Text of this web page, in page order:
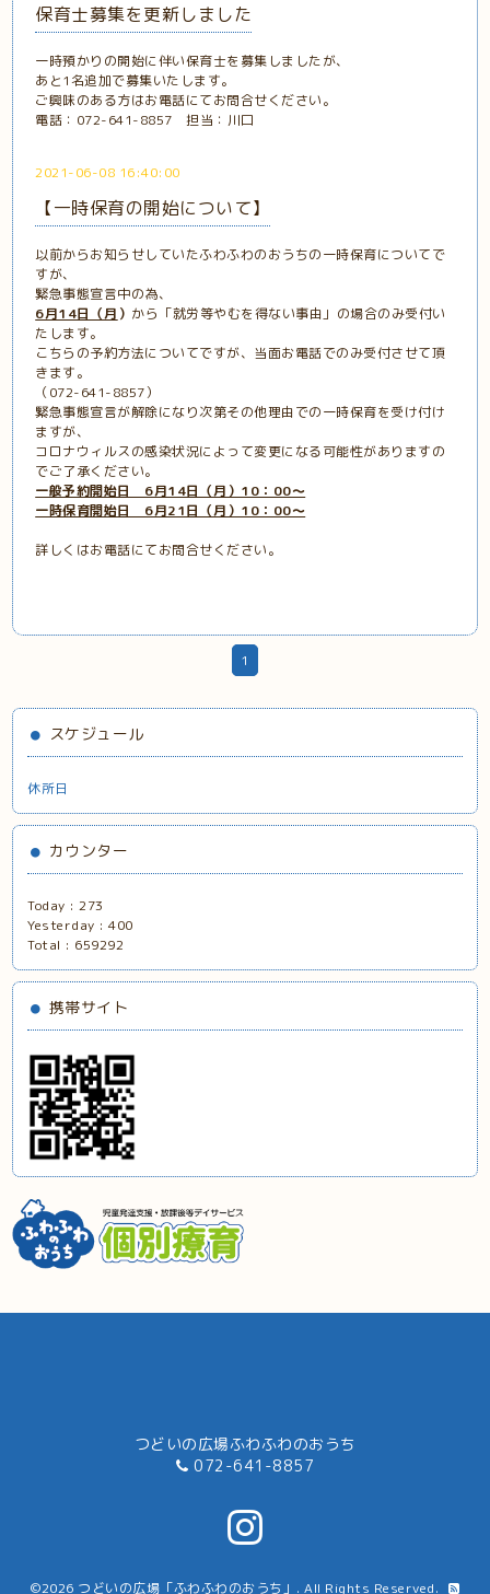
保育士募集を更新しました
一時預かりの開始に伴い保育士を募集しましたが、
あと1名追加で募集いたします。
ご興味のある方はお電話にてお問合せください。
電話：072-641-8857 担当：川口
2021-06-08 16:40:00
【一時保育の開始について】
以前からお知らせしていたふわふわのおうちの一時保育についてで
すが、
緊急事態宣言中の為、
6月14日（月 ） から「就労等やむを得ない事由」の場合のみ受付い
たします。
こちらの予約方法についてですが、当面お電話でのみ受付させて頂
きます。
（072-641-8857）
緊急事態宣言が解除になり次第その他理由での一時保育を受け付け
ますが、
コロナウィルスの感染状況によって変更になる可能性がありますの
でご了承ください。
一般予約開始日 6月14日（月）10：00～
一時保育開始日 6月21日（月）10：00～
詳しくはお電話にてお問合せください。
1
スケジュール
休所日
カウンター
Today :273
Yesterday :400
Total : 659292
携帯サイト
つどいの広場ふわふわのおうち
072-641-8857
©2026 つどいの広場「ふわふわのおうち」 . All Rights Reserved.